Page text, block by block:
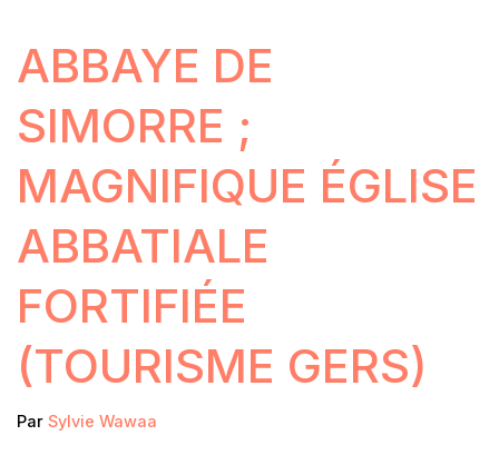
ABBAYE DE
SIMORRE ;
MAGNIFIQUE ÉGLISE
ABBATIALE
FORTIFIÉE
(TOURISME GERS)
Par Sylvie Wawaa